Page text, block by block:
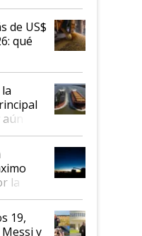
de US$
qué
así
de cada
la
19,
y